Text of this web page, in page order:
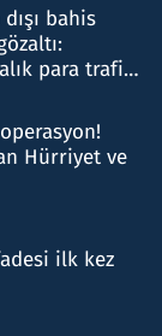
bahis
para trafiği
Hürriyet ve
ilk kez